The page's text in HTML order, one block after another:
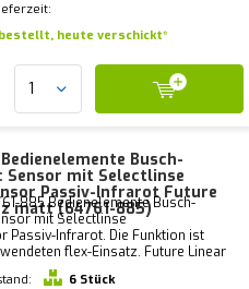
heute verschickt*
Busch-
Sensor mit Selectlinse
Passiv-Infrarot Future
matt (64761-885)
885 Bedienelemente Busch-
mit Selectlinse
Passiv-Infrarot. Die Funktion ist
flex-Einsatz. Future Linear
6 Stück